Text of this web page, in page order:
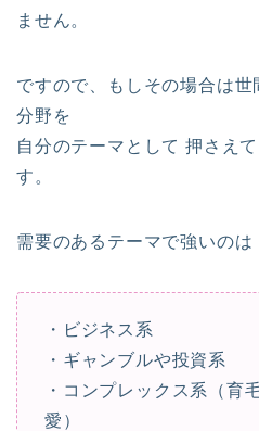
ません。
ですので、もしその場合は
分野を
自分のテーマとして 押さえ
す。
需要のあるテーマで強いのは
・ビジネス系
・ギャンブルや投資系
・コンプレックス系（育
愛）